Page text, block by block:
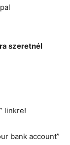
szeretnél
linkre!
bank account”